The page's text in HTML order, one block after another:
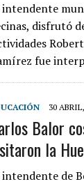
intendente
disfrutó
fue
30
Balor
la
intendente de